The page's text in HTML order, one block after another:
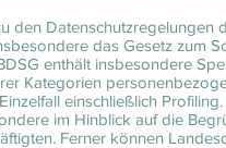
den
das Gesetz zum
enthält insbesondere
Kategorien
einschließlich
im Hinblick auf die
Ferner können